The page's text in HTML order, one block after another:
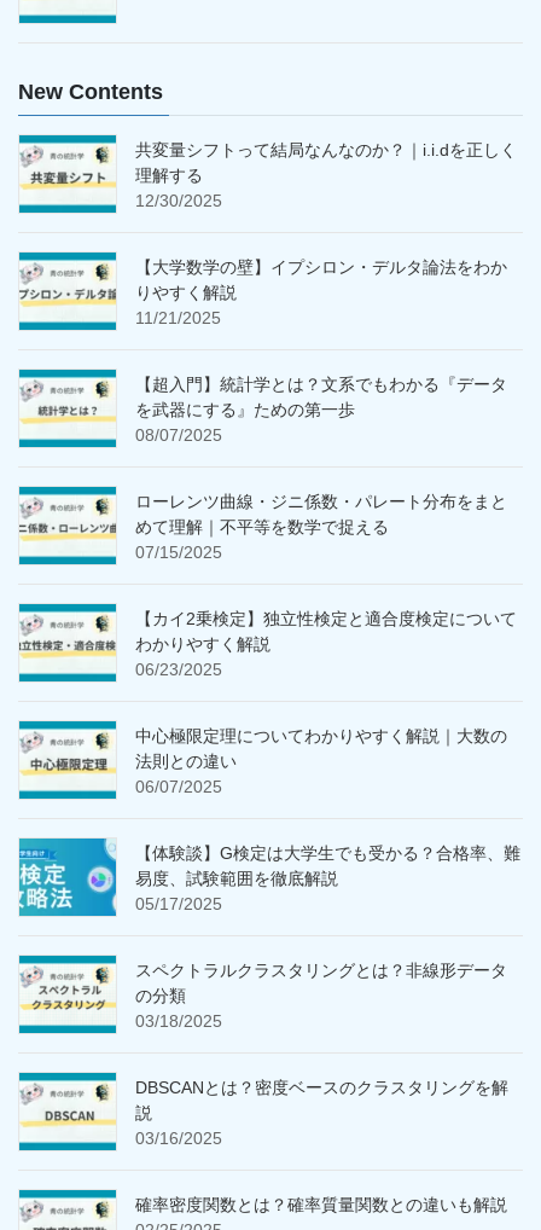
New Contents
共変量シフトって結局なんなのか？｜i.i.dを正しく
理解する
12/30/2025
【大学数学の壁】イプシロン・デルタ論法をわか
りやすく解説
11/21/2025
【超入門】統計学とは？文系でもわかる『データ
を武器にする』ための第一歩
08/07/2025
ローレンツ曲線・ジニ係数・パレート分布をまと
めて理解｜不平等を数学で捉える
07/15/2025
【カイ2乗検定】独立性検定と適合度検定について
わかりやすく解説
06/23/2025
中心極限定理についてわかりやすく解説｜大数の
法則との違い
06/07/2025
【体験談】G検定は大学生でも受かる？合格率、難
易度、試験範囲を徹底解説
05/17/2025
スペクトラルクラスタリングとは？非線形データ
の分類
03/18/2025
DBSCANとは？密度ベースのクラスタリングを解
説
03/16/2025
確率密度関数とは？確率質量関数との違いも解説